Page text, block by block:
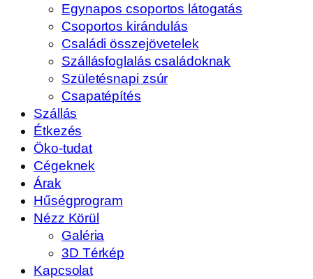
Egynapos csoportos látogatás
Csoportos kirándulás
Családi összejövetelek
Szállásfoglalás családoknak
Születésnapi zsúr
Csapatépítés
Szállás
Étkezés
Öko-tudat
Cégeknek
Árak
Hűségprogram
Nézz Körül
Galéria
3D Térkép
Kapcsolat